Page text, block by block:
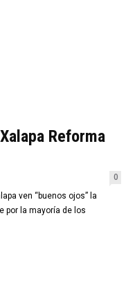
Reforma
0
ven “buenos ojos” la
por la mayoría de los